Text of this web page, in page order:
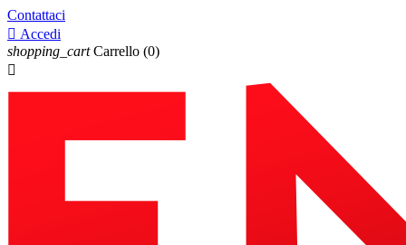
Contattaci
 Accedi
shopping_cart Carrello (0)
